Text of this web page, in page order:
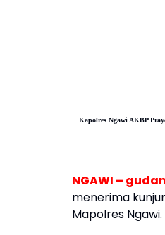
Kapolres Ngawi AKBP
NGAWI –
menerima
Mapolres Ngawi.